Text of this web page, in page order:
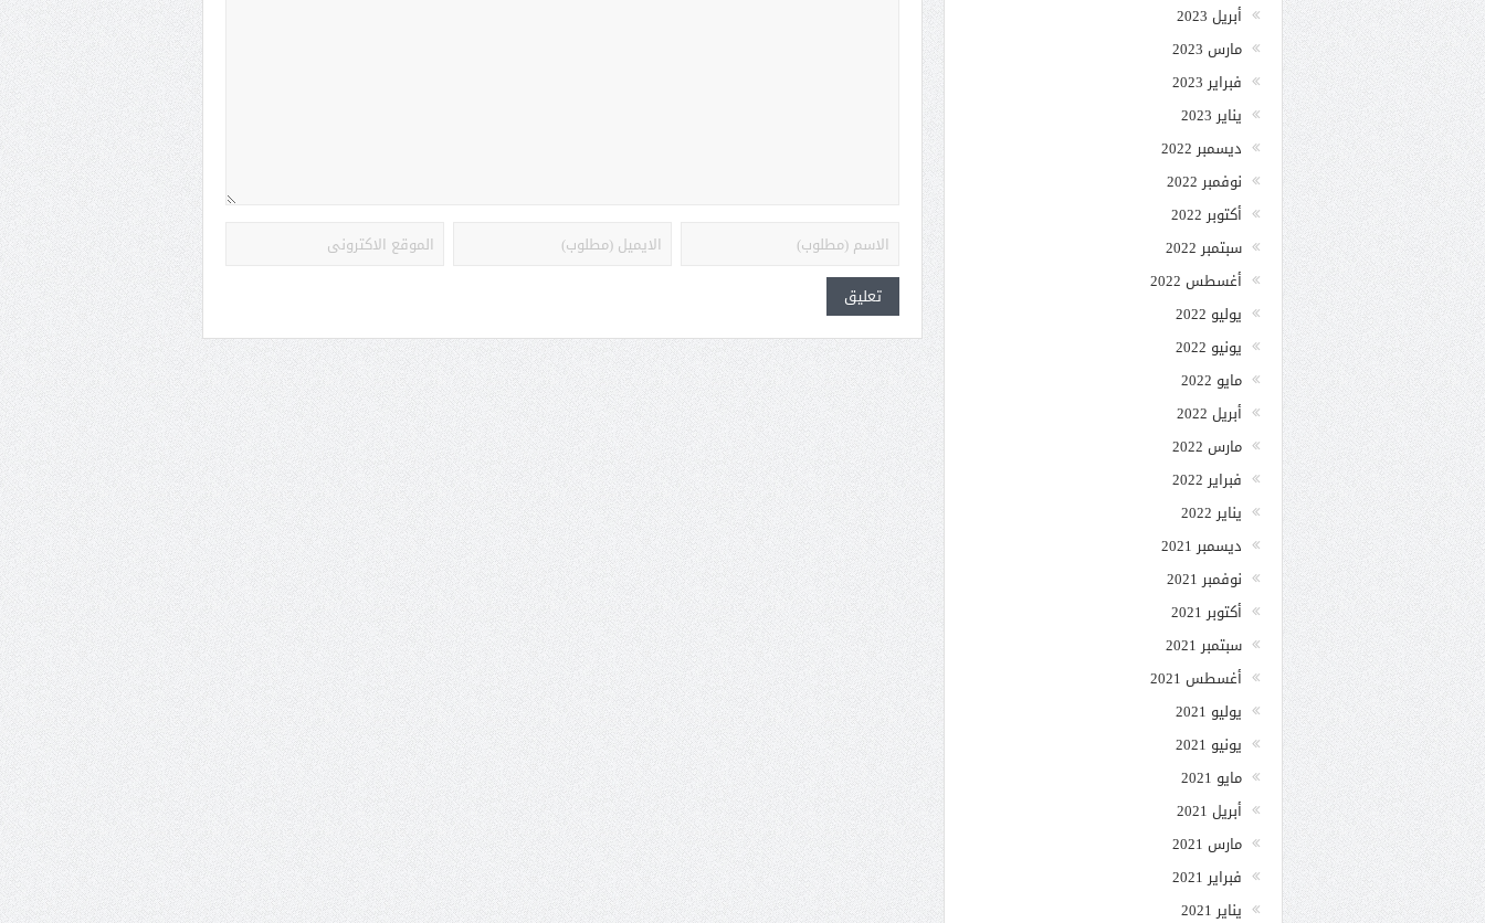
أبريل 2023
مارس 2023
فبراير 2023
يناير 2023
ديسمبر 2022
نوفمبر 2022
أكتوبر 2022
سبتمبر 2022
أغسطس 2022
يوليو 2022
يونيو 2022
مايو 2022
أبريل 2022
مارس 2022
فبراير 2022
يناير 2022
ديسمبر 2021
نوفمبر 2021
أكتوبر 2021
سبتمبر 2021
أغسطس 2021
يوليو 2021
يونيو 2021
مايو 2021
أبريل 2021
مارس 2021
فبراير 2021
يناير 2021